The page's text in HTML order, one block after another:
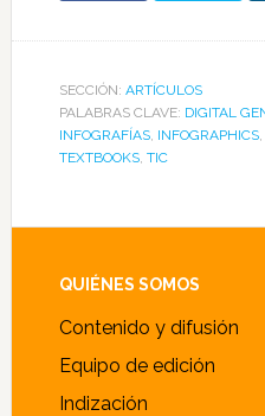
SECCIÓN: ARTÍCULOS
PALABRAS CLAVE: DIGITAL
INFOGRAFÍAS, INFOGRAPHICS,
TEXTBOOKS, TIC
Footer
QUIÉNES SOMOS
Contenido y difusión
Equipo de edición
Indización